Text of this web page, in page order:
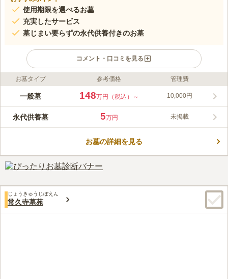
使用期限を選べるお墓
充実したサービス
墓じまい要らずの永代供養付きのお墓
コメント・口コミを見る
ライフドット編集部のコメント
洋風レンガの歩道で、綺麗に手入れをされた芝生の明るい霊園で
ています。 お墓は「永代使用」または「20年有期限使用」のど
ちらかを選択することができます。使用後は敷地内の合祀墓「日
契約後に使用期限の変更もできるので、将来ご家庭の状況に合わ
宗派も不問で、法名・戒名・クリスチャンネーム・俗名等の彫刻
も可能です。
この霊園はまだ誰からも評価されていません。
お墓タイプ 参考価格 管理費
一般墓 148万円（税込）～ 10,000円
永代供養墓 5万円 未掲載
お墓の詳細を見る
じょうきゅうじぼえん
常久寺墓苑